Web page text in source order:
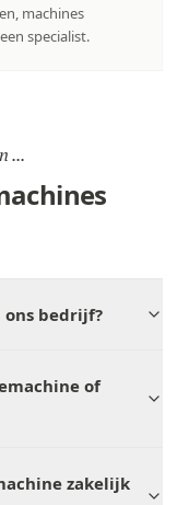
machines
specialist.
...
bedrijf?
of
zakelijk